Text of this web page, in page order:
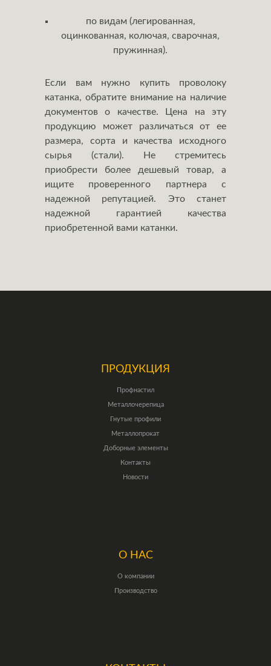
по видам (легированная,
оцинкованная, колючая, сварочная,
пружинная).
Если вам нужно купить проволоку
катанка, обратите внимание на наличие
документов о качестве. Цена на эту
продукцию может различаться от ее
размера, сорта и качества исходного
сырья (стали). Не стремитесь
приобрести более дешевый товар, а
ищите проверенного партнера с
надежной репутацией. Это станет
надежной гарантией качества
приобретенной вами катанки.
ПРОДУКЦИЯ
Профнастил
Металлочерепица
Гнутые профили
Металлопрокат
Доборные элементы
Контакты
Новости
О НАС
О компании
Производство